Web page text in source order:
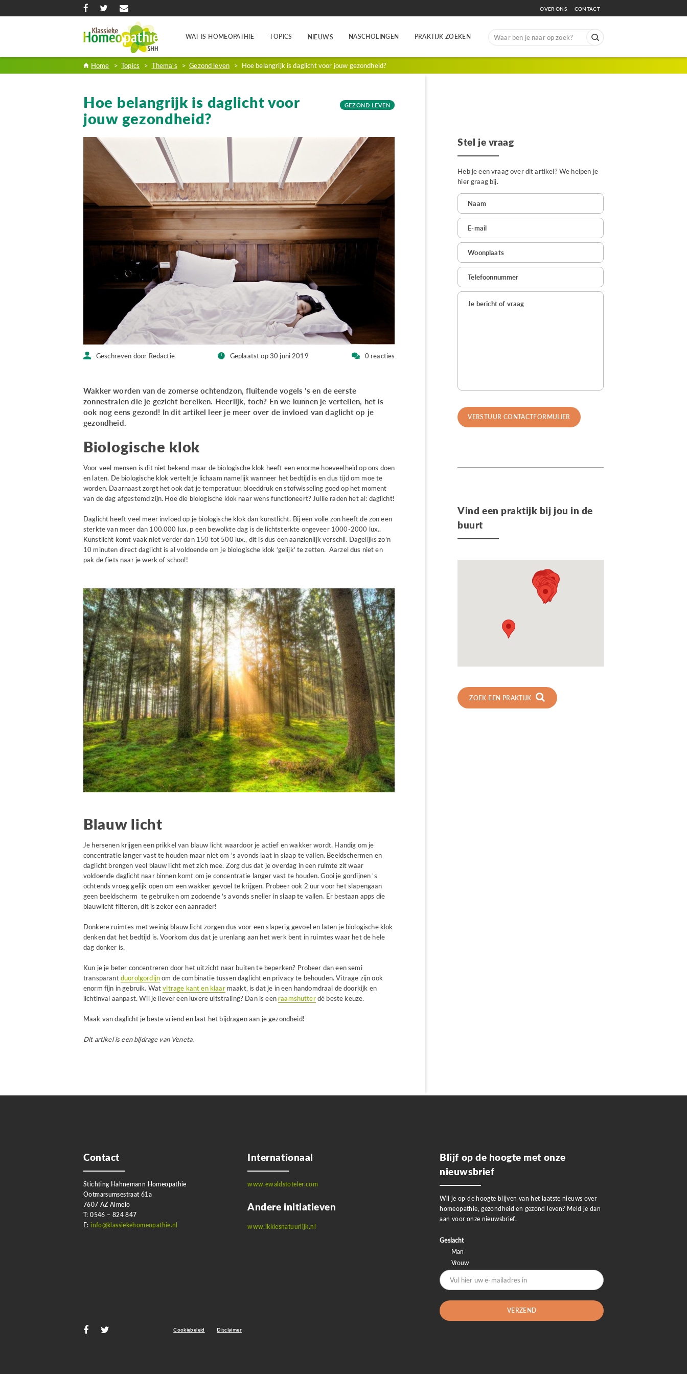
OVER ONS CONTACT
WAT IS HOMEOPATHIE TOPICS NIEUWS NASCHOLINGEN PRAKTIJK ZOEKEN
Search
Home > Topics > Thema's > Gezond leven > Hoe belangrijk is daglicht voor jouw gezondheid?
Hoe belangrijk is daglicht voor
jouw gezondheid?
GEZOND LEVEN
Geschreven door Redactie Geplaatst op 30 juni 2019 0 reacties
Wakker worden van de zomerse ochtendzon, fluitende vogels ’s en de eerste
zonnestralen die je gezicht bereiken. Heerlijk, toch? En we kunnen je vertellen, het is
ook nog eens gezond! In dit artikel leer je meer over de invloed van daglicht op je
gezondheid.
Biologische klok
Voor veel mensen is dit niet bekend maar de biologische klok heeft een enorme hoeveelheid op ons doen
en laten. De biologische klok vertelt je lichaam namelijk wanneer het bedtijd is en dus tijd om moe te
worden. Daarnaast zorgt het ook dat je temperatuur, bloeddruk en stofwisseling goed op het moment
van de dag afgestemd zijn. Hoe die biologische klok naar wens functioneert? Jullie raden het al: daglicht!
Daglicht heeft veel meer invloed op je biologische klok dan kunstlicht. Bij een volle zon heeft de zon een
sterkte van meer dan 100.000 lux. p een bewolkte dag is de lichtsterkte ongeveer 1000-2000 lux..
Kunstlicht komt vaak niet verder dan 150 tot 500 lux., dit is dus een aanzienlijk verschil. Dagelijks zo’n
10 minuten direct daglicht is al voldoende om je biologische klok ‘gelijk’ te zetten. Aarzel dus niet en
pak de fiets naar je werk of school!
Blauw licht
Je hersenen krijgen een prikkel van blauw licht waardoor je actief en wakker wordt. Handig om je
concentratie langer vast te houden maar niet om ’s avonds laat in slaap te vallen. Beeldschermen en
daglicht brengen veel blauw licht met zich mee. Zorg dus dat je overdag in een ruimte zit waar
voldoende daglicht naar binnen komt om je concentratie langer vast te houden. Gooi je gordijnen ’s
ochtends vroeg gelijk open om een wakker gevoel te krijgen. Probeer ook 2 uur voor het slapengaan
geen beeldscherm te gebruiken om zodoende ’s avonds sneller in slaap te vallen. Er bestaan apps die
blauwlicht filteren, dit is zeker een aanrader!
Donkere ruimtes met weinig blauw licht zorgen dus voor een slaperig gevoel en laten je biologische klok
denken dat het bedtijd is. Voorkom dus dat je urenlang aan het werk bent in ruimtes waar het de hele
dag donker is.
Kun je je beter concentreren door het uitzicht naar buiten te beperken? Probeer dan een semi
transparantduorolgordijnom de combinatie tussen daglicht en privacy te behouden. Vitrage zijn ook
enorm fijn in gebruik. Watvitrage kant en klaarmaakt, is dat je in een handomdraai de doorkijk en
lichtinval aanpast. Wil je liever een luxere uitstraling? Dan is eenraamshutterdé beste keuze.
Maak van daglicht je beste vriend en laat het bijdragen aan je gezondheid!
Dit artikel is een bijdrage van Veneta.
Stel je vraag
Heb je een vraag over dit artikel? We helpen je
hier graag bij.
Vind een praktijk bij jou in de
buurt
ZOEK EEN PRAKTIJK
Contact
Stichting Hahnemann Homeopathie
Ootmarsumsestraat 61a
7607 AZ Almelo
T: 0546 – 824 847
E:info@klassiekehomeopathie.nl
Internationaal
www.ewaldstoteler.com
Andere initiatieven
www.ikkiesnatuurlijk.nl
Cookiebeleid Disclaimer
Blijf op de hoogte met onze
nieuwsbrief
Wil je op de hoogte blijven van het laatste nieuws over
homeopathie, gezondheid en gezond leven? Meld je dan
aan voor onze nieuwsbrief.
Geslacht
Man
Vrouw